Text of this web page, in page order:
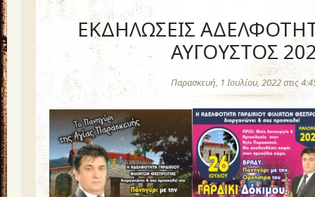
ΕΚΔΗΛΩΣΕΙΣ
ΑΥΓΟΥΣΤΟΣ
Παρασκευή, 1 Ιουλίου, 2022 στις